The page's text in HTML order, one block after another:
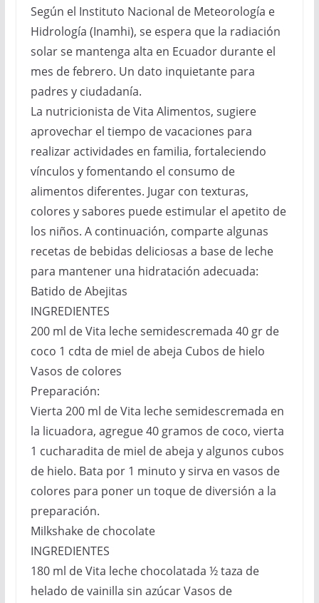
Según el Instituto Nacional de Meteorología e
Hidrología (Inamhi), se espera que la radiación
solar se mantenga alta en Ecuador durante el
mes de febrero. Un dato inquietante para
padres y ciudadanía.
La nutricionista de Vita Alimentos, sugiere
aprovechar el tiempo de vacaciones para
realizar actividades en familia, fortaleciendo
vínculos y fomentando el consumo de
alimentos diferentes. Jugar con texturas,
colores y sabores puede estimular el apetito de
los niños. A continuación, comparte algunas
recetas de bebidas deliciosas a base de leche
para mantener una hidratación adecuada:
Batido de Abejitas
INGREDIENTES
200 ml de Vita leche semidescremada 40 gr de
coco 1 cdta de miel de abeja Cubos de hielo
Vasos de colores
Preparación:
Vierta 200 ml de Vita leche semidescremada en
la licuadora, agregue 40 gramos de coco, vierta
1 cucharadita de miel de abeja y algunos cubos
de hielo. Bata por 1 minuto y sirva en vasos de
colores para poner un toque de diversión a la
preparación.
Milkshake de chocolate
INGREDIENTES
180 ml de Vita leche chocolatada ½ taza de
helado de vainilla sin azúcar Vasos de